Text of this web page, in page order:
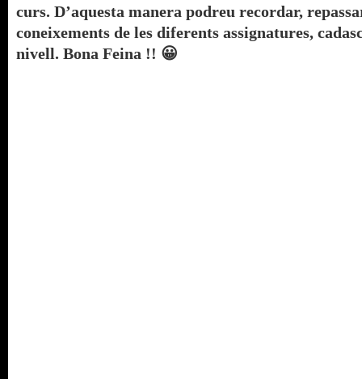
curs. D’aquesta manera podreu recordar,
coneixements de les diferents assignatures,
nivell. Bona Feina !! 😀